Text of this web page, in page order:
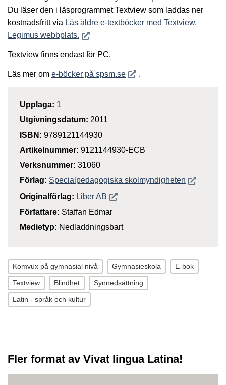
Du läser den i läsprogrammet Textview som laddas ner
kostnadsfritt via Läs äldre e-textböcker med Textview,
Legimus webbplats. Öppnas i nytt fönster
Textview finns endast för PC.
Läs mer om e-böcker på spsm.seÖppnas i nytt fönster
.
Upplaga: 1
Utgivningsdatum: 2011
ISBN: 9789121144930
Artikelnummer: 9121144930-ECB
Verksnummer: 31060
Förlag: Specialpedagogiska skolmyndigheten Öppnas i
Originalförlag: Liber AB Öppnas i nytt fönster
Författare: Staffan Edmar
Medietyp: Nedladdningsbart
Komvux på gymnasial nivå Gymnasieskola E-bok
Textview Blindhet Synnedsättning
Latin - språk och kultur
Fler format av Vivat lingua Latina!